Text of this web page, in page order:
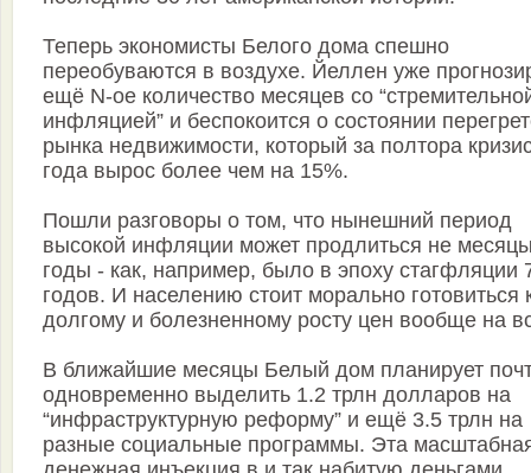
Теперь экономисты Белого дома спешно
переобуваются в воздухе. Йеллен уже
ещё N-ое количество месяцев со
инфляцией” и беспокоится о состоянии
рынка недвижимости, который за полтора
года вырос более чем на 15%.
Пошли разговоры о том, что нынешний период
высокой инфляции может продлиться не
годы - как, например, было в эпоху стагфляции
годов. И населению стоит морально готовиться
долгому и болезненному росту цен вообще на
В ближайшие месяцы Белый дом планирует
одновременно выделить 1.2 трлн долларов на
“инфраструктурную реформу” и ещё 3.5 трлн на
разные социальные программы. Эта